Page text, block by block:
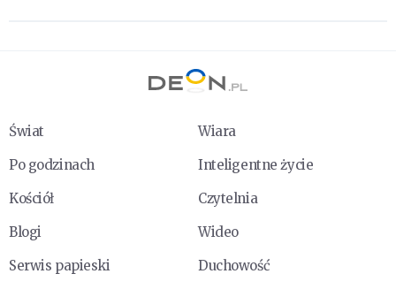
Świat
Wiara
Po godzinach
Inteligentne życie
Kościół
Czytelnia
Blogi
Wideo
Serwis papieski
Duchowość